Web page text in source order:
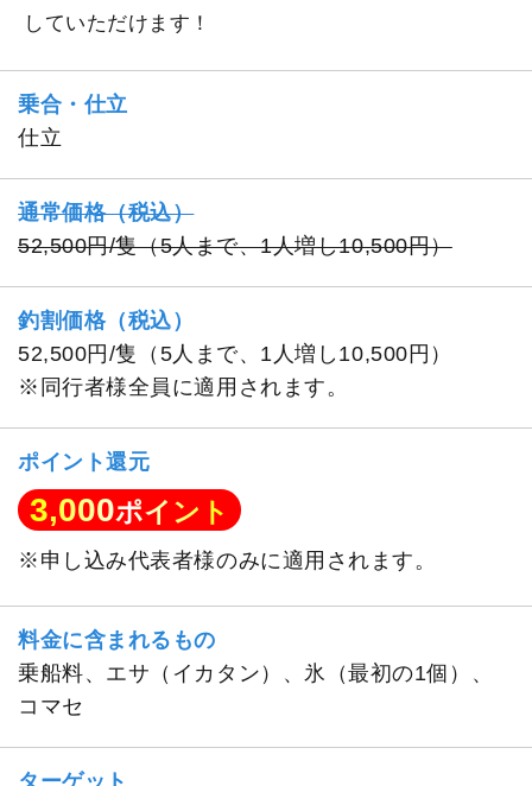
していただけます！
乗合・仕立
仕立
通常価格（税込）
52,500円/隻（5人まで、1人増し10,500円）
釣割価格（税込）
52,500円/隻（5人まで、1人増し10,500円）
※同行者様全員に適用されます。
ポイント還元
3,000ポイント
※申し込み代表者様のみに適用されます。
料金に含まれるもの
乗船料、エサ（イカタン）、氷（最初の1個）、
コマセ